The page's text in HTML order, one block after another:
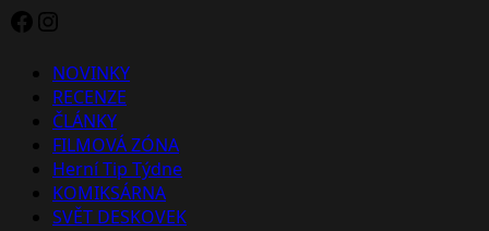
Facebook
Instagram
NOVINKY
RECENZE
ČLÁNKY
FILMOVÁ ZÓNA
Herní Tip Týdne
KOMIKSÁRNA
SVĚT DESKOVEK